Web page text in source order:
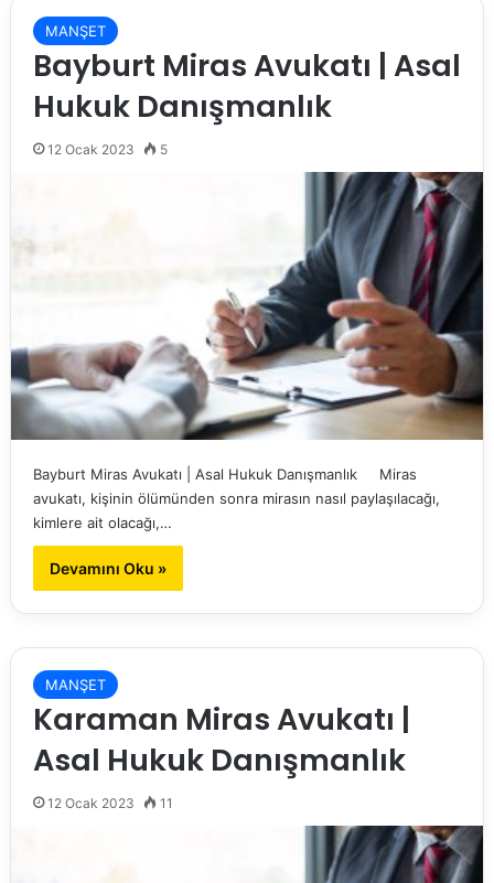
MANŞET
Bayburt Miras Avukatı | Asal
Hukuk Danışmanlık
12 Ocak 2023 5
Bayburt Miras Avukatı | Asal Hukuk Danışmanlık Miras
avukatı, kişinin ölümünden sonra mirasın nasıl paylaşılacağı,
kimlere ait olacağı,…
Devamını Oku »
MANŞET
Karaman Miras Avukatı |
Asal Hukuk Danışmanlık
12 Ocak 2023 11